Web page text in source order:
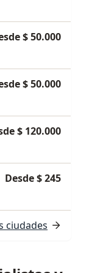
$ 50.000
$ 50.000
$ 120.000
Desde $ 245
ciudades